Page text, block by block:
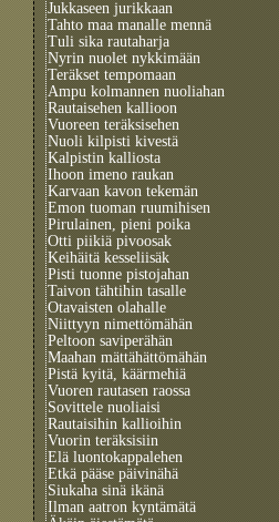
Jukkaseen jurikkaan
Tahto maa manalle mennä
Tuli sika rautaharja
Nyrin nuolet nykkimään
Teräkset tempomaan
Ampu kolmannen nuoliahan
Rautaisehen kallioon
Vuoreen teräksisehen
Nuoli kilpisti kivestä
Kalpistin kalliosta
Ihoon imeno raukan
Karvaan kavon tekemän
Emon tuoman ruumihisen
Pirulainen, pieni poika
Otti piikiä pivoosak
Keihäitä kesseliisäk
Pisti tuonne pistojahan
Taivon tähtihin tasalle
Otavaisten olahalle
Niittyyn nimettömähän
Peltoon saviperähän
Maahan mättähättömähän
Pistä kyitä, käärmehiä
Vuoren rautasen raossa
Sovittele nuoliaisi
Rautaisihin kallioihin
Vuorin teräksisiin
Elä luontokappalehen
Etkä pääse päivinähä
Siukaha sinä ikänä
Ilman aatron kyntämätä